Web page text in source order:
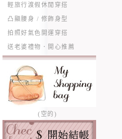
輕旅行渡假休閒穿搭
凸顯腰身 / 修飾身型
拍照好氣色開運穿搭
送老婆禮物．開心推薦
(空的)